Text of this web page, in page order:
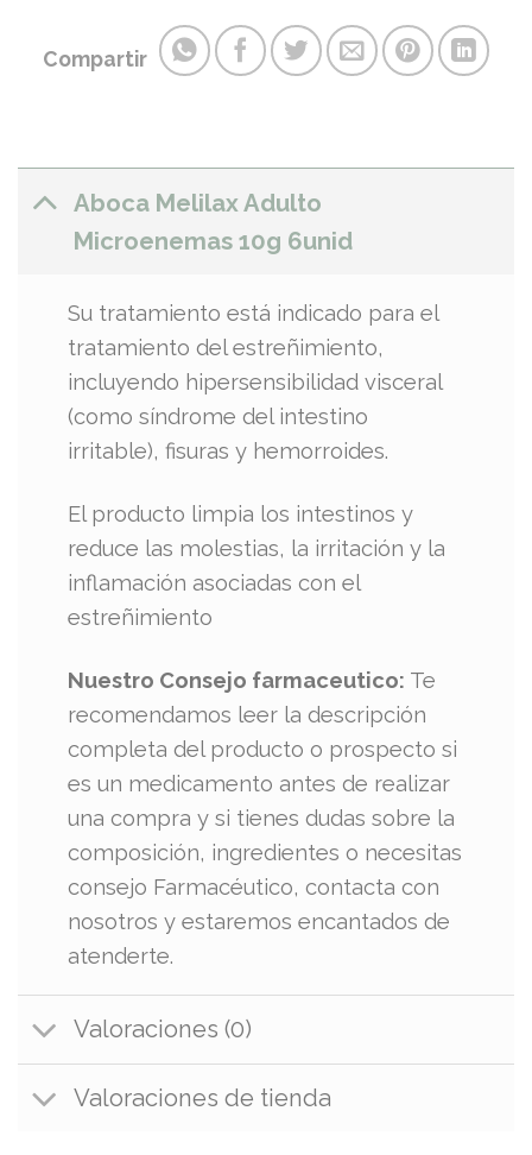
Compartir
Aboca Melilax Adulto
Microenemas 10g 6unid
Su tratamiento está indicado para el
tratamiento del estreñimiento,
incluyendo hipersensibilidad visceral
(como síndrome del intestino
irritable), fisuras y hemorroides.
El producto limpia los intestinos y
reduce las molestias, la irritación y la
inflamación asociadas con el
estreñimiento
Nuestro Consejo farmaceutico: Te
recomendamos leer la descripción
completa del producto o prospecto si
es un medicamento antes de realizar
una compra y si tienes dudas sobre la
composición, ingredientes o necesitas
consejo Farmacéutico, contacta con
nosotros y estaremos encantados de
atenderte.
Valoraciones (0)
Valoraciones de tienda